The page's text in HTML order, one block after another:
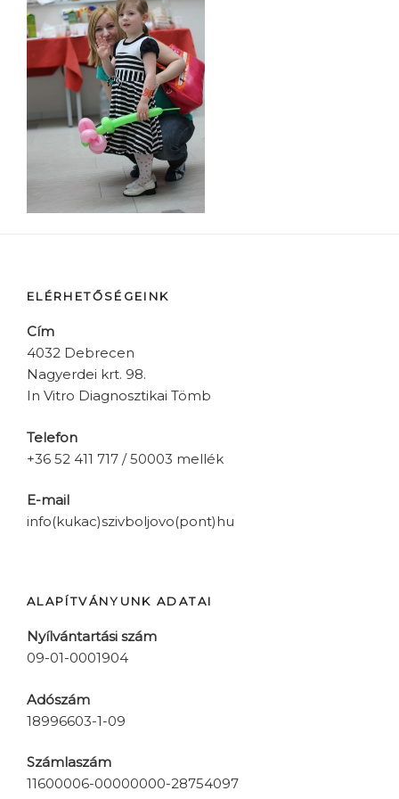
ELÉRHETŐSÉGEINK
Cím
4032 Debrecen
Nagyerdei krt. 98.
In Vitro Diagnosztikai Tömb
Telefon
+36 52 411 717 / 50003 mellék
E-mail
info(kukac)szivboljovo(pont)hu
ALAPÍTVÁNYUNK ADATAI
Nyílvántartási szám
09-01-0001904
Adószám
18996603-1-09
Számlaszám
11600006-00000000-28754097